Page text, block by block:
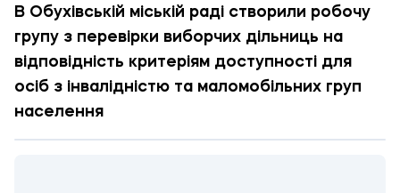
В Обухівській міській раді створили робочу
групу з перевірки виборчих дільниць на
відповідність критеріям доступності для
осіб з інвалідністю та маломобільних груп
населення